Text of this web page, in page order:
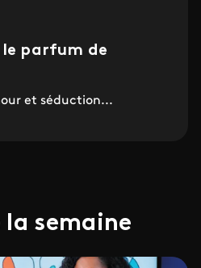
parfum de
et séduction...
la semaine